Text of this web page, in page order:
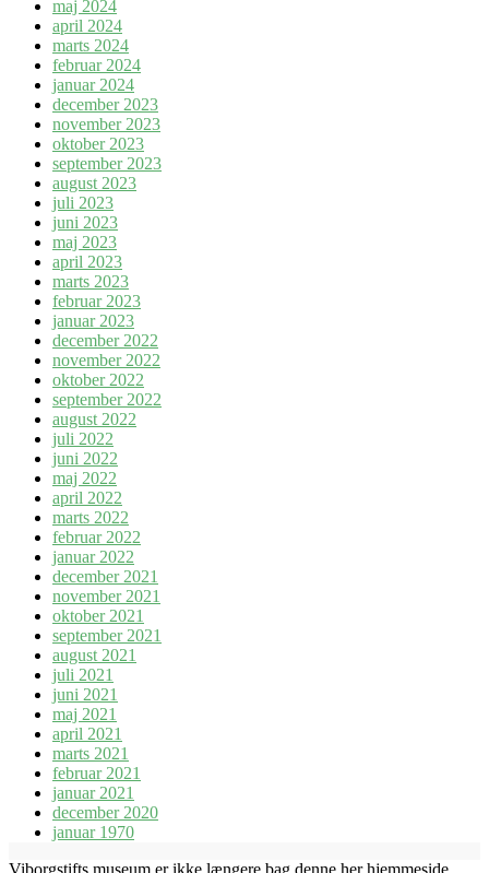
maj 2024
april 2024
marts 2024
februar 2024
januar 2024
december 2023
november 2023
oktober 2023
september 2023
august 2023
juli 2023
juni 2023
maj 2023
april 2023
marts 2023
februar 2023
januar 2023
december 2022
november 2022
oktober 2022
september 2022
august 2022
juli 2022
juni 2022
maj 2022
april 2022
marts 2022
februar 2022
januar 2022
december 2021
november 2021
oktober 2021
september 2021
august 2021
juli 2021
juni 2021
maj 2021
april 2021
marts 2021
februar 2021
januar 2021
december 2020
januar 1970